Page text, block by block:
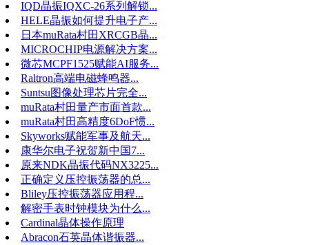
IQD晶振IQXC-26系列解锁...
HELE晶振如何提升电子产...
日本muRata村田XRCGB晶...
MICROCHIP电源解决方案...
微芯MCPF1525赋能AI服务...
Raltron高端电磁蜂鸣器...
Suntsu图像处理芯片完全...
muRata村田量产市面首款...
muRata村田高精度6DoF惯...
Skyworks赋能军事及航天...
康华尔电子祝贺新中国7...
原来NDK晶振代码NX3225...
正确定义压控振荡器的总...
Bliley压控振荡器应用程...
解密手表时钟模块为什么...
Cardinal晶体操作原理
Abracon石英晶体谐振器...